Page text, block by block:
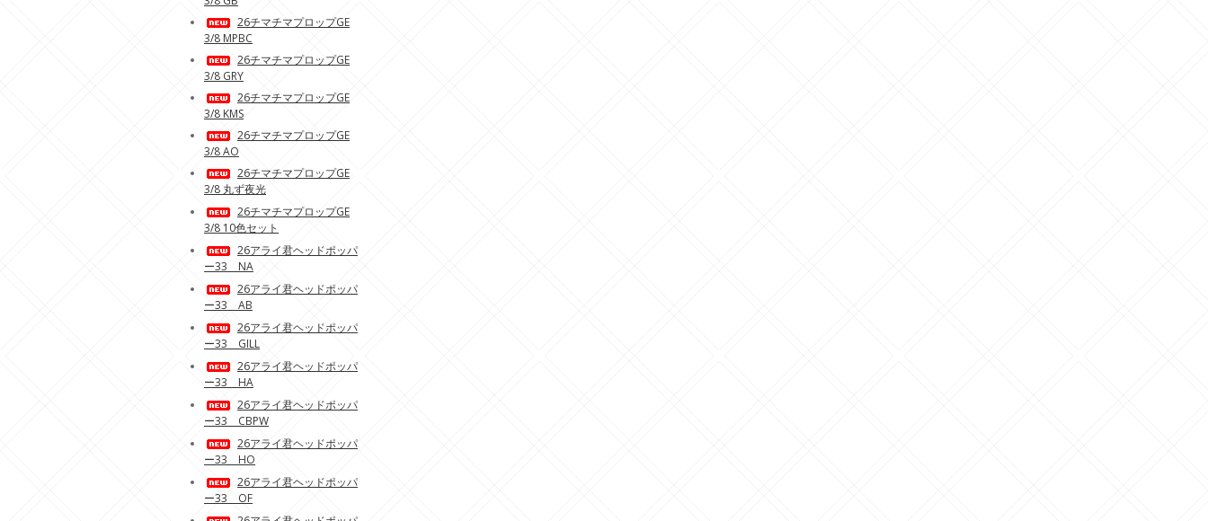
26チマチマプロップGE
3/8 MPBC
26チマチマプロップGE
3/8 GRY
26チマチマプロップGE
3/8 KMS
26チマチマプロップGE
3/8 AO
26チマチマプロップGE
3/8 丸ず夜光
26チマチマプロップGE
3/8 10色セット
26アライ君ヘッドポッパ
ー33 NA
26アライ君ヘッドポッパ
ー33 AB
26アライ君ヘッドポッパ
ー33 GILL
26アライ君ヘッドポッパ
ー33 HA
26アライ君ヘッドポッパ
ー33 CBPW
26アライ君ヘッドポッパ
ー33 HO
26アライ君ヘッドポッパ
ー33 OF